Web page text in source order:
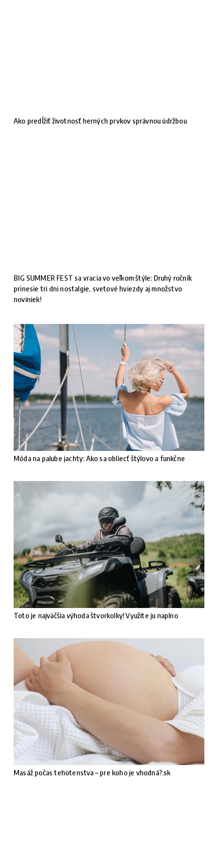
Ako predĺžiť životnosť herných prvkov správnou údržbou
BIG SUMMER FEST sa vracia vo veľkom štýle: Druhý ročník
prinesie tri dni nostalgie, svetové hviezdy aj množstvo
noviniek!
Móda na palube jachty: Ako sa obliecť štýlovo a funkčne
Toto je najväčšia výhoda štvorkolky! Využite ju naplno
Masáž počas tehotenstva – pre koho je vhodná?.sk